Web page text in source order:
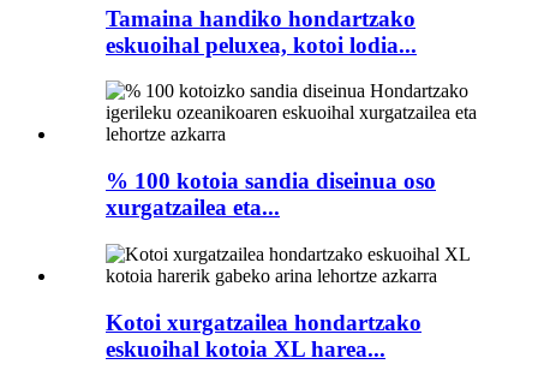
Tamaina handiko hondartzako
eskuoihal peluxea, kotoi lodia...
% 100 kotoia sandia diseinua oso
xurgatzailea eta...
Kotoi xurgatzailea hondartzako
eskuoihal kotoia XL harea...